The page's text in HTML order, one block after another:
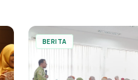
BERITA